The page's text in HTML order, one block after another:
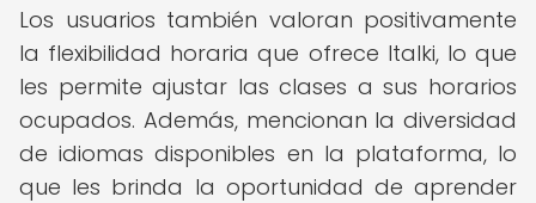
Los usuarios también valoran positivamente
la flexibilidad horaria que ofrece Italki, lo que
les permite ajustar las clases a sus horarios
ocupados. Además, mencionan la diversidad
de idiomas disponibles en la plataforma, lo
que les brinda la oportunidad de aprender